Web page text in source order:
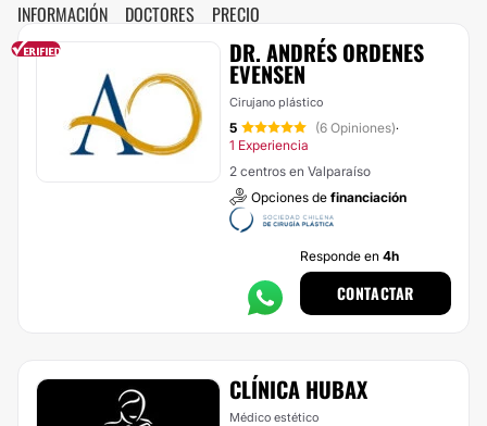
INFORMACIÓN DOCTORES PRECIO
DR. ANDRÉS ORDENES
EVENSEN
Cirujano plástico
5 (6 Opiniones)·
1 Experiencia
2 centros en Valparaíso
Opciones de financiación
Responde en 4h
CONTACTAR
CLÍNICA HUBAX
Médico estético